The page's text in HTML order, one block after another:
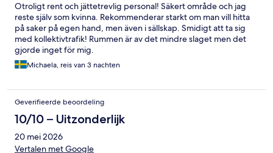
Otroligt rent och jättetrevlig personal! Säkert område och jag
reste själv som kvinna. Rekommenderar starkt om man vill hitta
på saker på egen hand, men även i sällskap. Smidigt att ta sig
med kollektivtrafik! Rummen är av det mindre slaget men det
gjorde inget för mig.
Michaela, reis van 3 nachten
Geverifieerde beoordeling
10/10 – Uitzonderlijk
20 mei 2026
Vertalen met Google